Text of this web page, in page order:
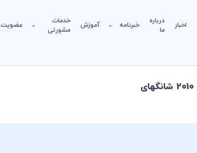
اخبار
درباره
ما
خبرنامه آموزش
خدمات
مشورتی
عضویت